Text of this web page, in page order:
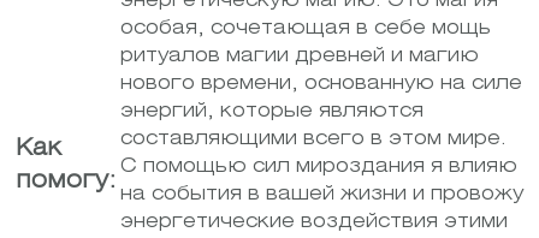
Как
помогу:
особая, сочетающая в себе мощь
ритуалов магии древней и магию
нового времени, основанную на силе
энергий, которые являются
составляющими всего в этом мире.
С помощью сил мироздания я влияю
на события в вашей жизни и провожу
энергетические воздействия этими